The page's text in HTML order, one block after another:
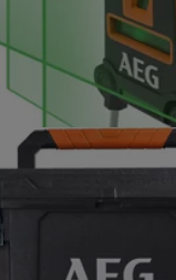
Tříbodový zelený laser +
CLG330-K
Odchylky výrobku: x1